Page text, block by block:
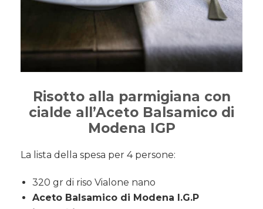
Risotto alla parmigiana con
cialde all’Aceto Balsamico di
Modena IGP
La lista della spesa per 4 persone:
320 gr di riso Vialone nano
Aceto Balsamico di Modena I.G.P